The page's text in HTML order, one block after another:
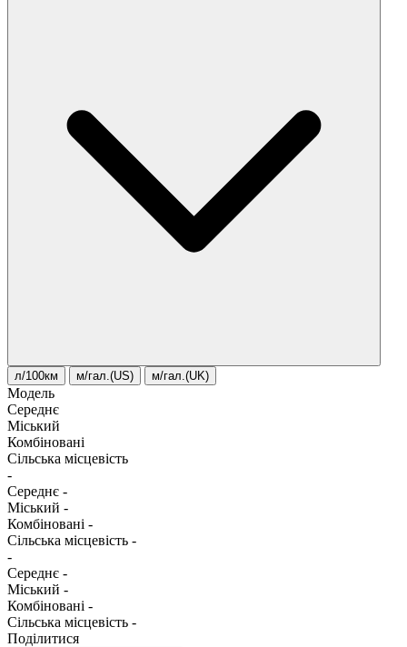
л/100км м/гал.(US) м/гал.(UK)
Модель
Середнє
Міський
Комбіновані
Сільська місцевість
-
Середнє -
Міський -
Комбіновані -
Сільська місцевість -
-
Середнє -
Міський -
Комбіновані -
Сільська місцевість -
Поділитися